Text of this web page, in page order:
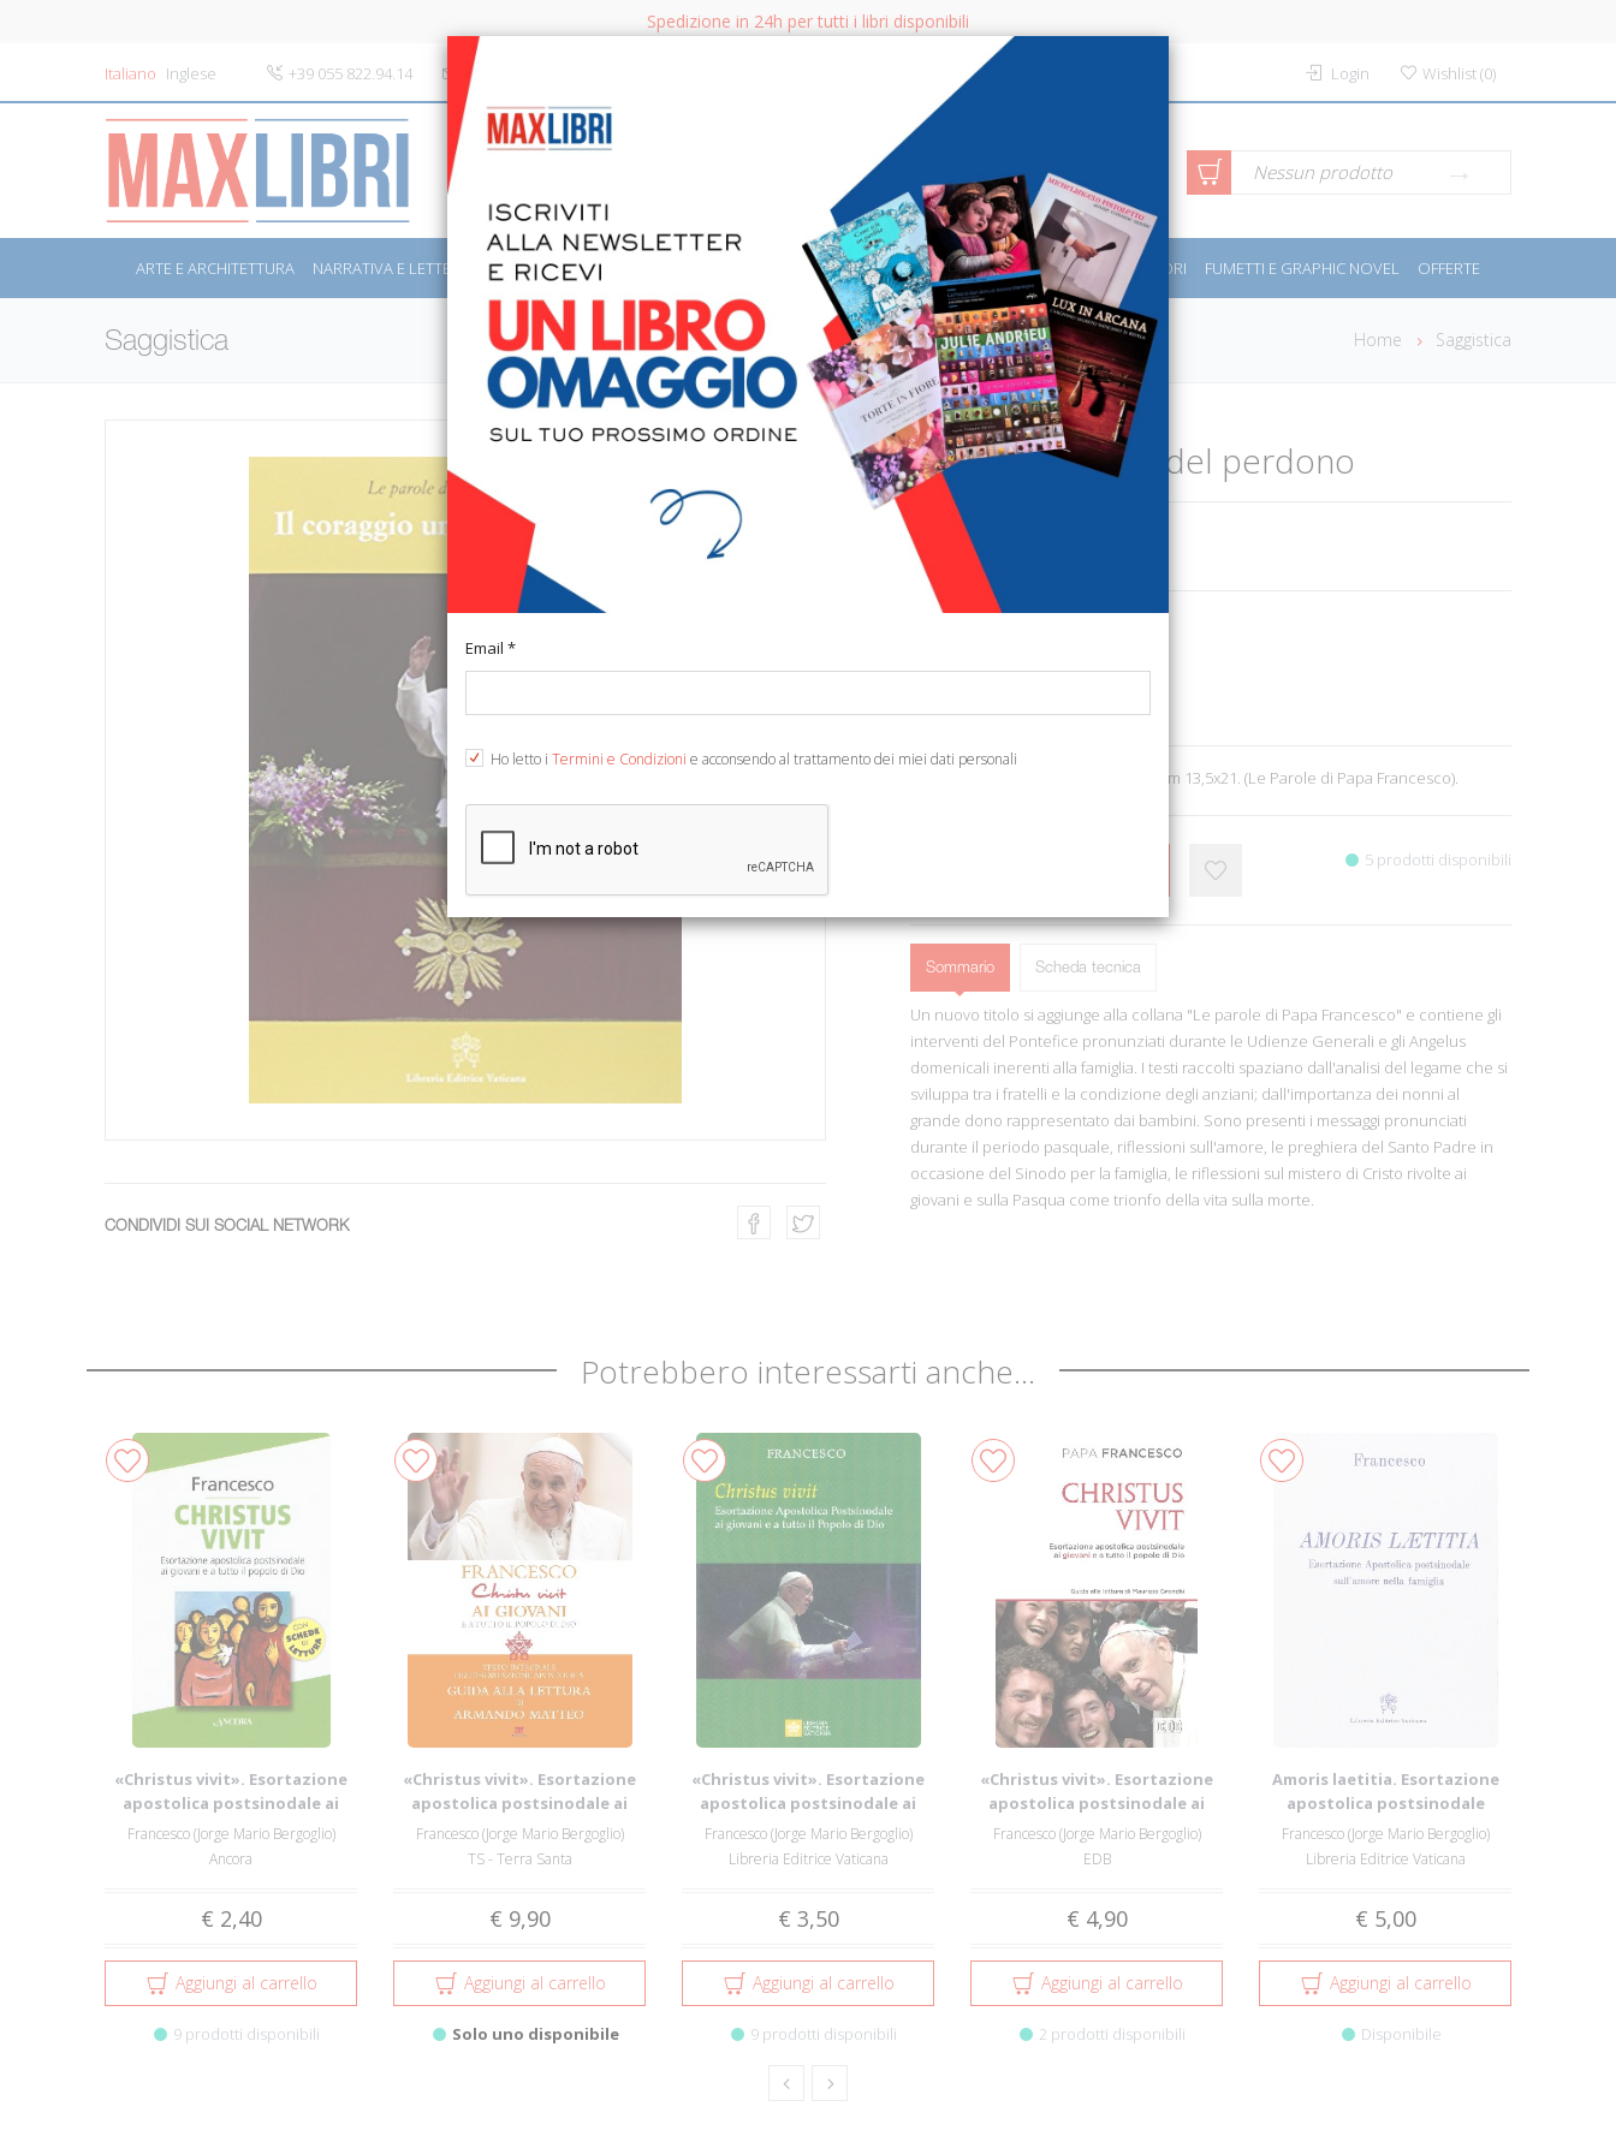
Spedizione in 24h per tutti i libri disponibili
Italiano Inglese +39 055 822.94.14 info@maxlibri.it Login Wishlist(0)
CERCA Ricerca avanzata Nessun prodotto
ARTE E ARCHITETTURA NARRATIVA E LETTERATURA SAGGISTICA LIBRI PER BAMBINI E RAGAZZI MANUALI - GUIDE - CORSI SPORT E MOTORI FUMETTI E GRAPHIC NOVEL OFFERTE
Saggistica Home Saggistica
CONDIVIDI SUI SOCIAL NETWORK
Il coraggio umile del perdono
€ 7,00
Ean13: 9788820995461
Città del Vaticano, 2015; br., pp. 80, cm 13,5x21. (Le Parole di Papa Francesco).
5 prodotti disponibili
Sommario Scheda tecnica
Un nuovo titolo si aggiunge alla collana "Le parole di Papa Francesco" e contiene gli
interventi del Pontefice pronunziati durante le Udienze Generali e gli Angelus
domenicali inerenti alla famiglia. I testi raccolti spaziano dall'analisi del legame che si
sviluppa tra i fratelli e la condizione degli anziani; dall'importanza dei nonni al
grande dono rappresentato dai bambini. Sono presenti i messaggi pronunciati
durante il periodo pasquale, riflessioni sull'amore, le preghiera del Santo Padre in
occasione del Sinodo per la famiglia, le riflessioni sul mistero di Cristo rivolte ai
giovani e sulla Pasqua come trionfo della vita sulla morte.
Potrebbero interessarti anche...
«Christus vivit». Esortazione
apostolica postsinodale ai
giovan...
Francesco (Jorge Mario Bergoglio)
Ancora
€ 2,40
Aggiungi al carrello
9 prodotti disponibili
«Christus vivit». Esortazione
apostolica postsinodale ai
giovan...
Francesco (Jorge Mario Bergoglio)
TS - Terra Santa
€ 9,90
Aggiungi al carrello
Solo uno disponibile
«Christus vivit». Esortazione
apostolica postsinodale ai
giovan...
Francesco (Jorge Mario Bergoglio)
Libreria Editrice Vaticana
€ 3,50
Aggiungi al carrello
9 prodotti disponibili
«Christus vivit». Esortazione
apostolica postsinodale ai
giovan...
Francesco (Jorge Mario Bergoglio)
EDB
€ 4,90
Aggiungi al carrello
2 prodotti disponibili
Amoris laetitia. Esortazione
apostolica postsinodale
sull'amore n...
Francesco (Jorge Mario Bergoglio)
Libreria Editrice Vaticana
€ 5,00
Aggiungi al carrello
Disponibile
Email *
Ho letto i Termini e Condizioni e acconsendo al trattamento dei miei dati personali